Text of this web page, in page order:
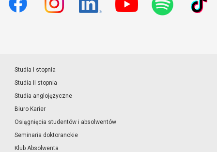
Studia I stopnia
Studia II stopnia
Studia anglojęzyczne
Biuro Karier
Osiągnięcia studentów i absolwentów
Seminaria doktoranckie
Klub Absolwenta